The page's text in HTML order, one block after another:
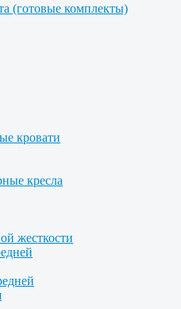
(готовые комплекты)
кровати
кресла
жесткости